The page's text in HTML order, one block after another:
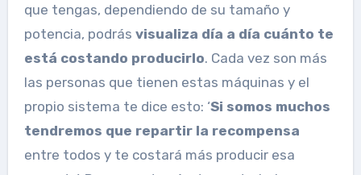
que tengas, dependiendo de su tamaño y
potencia, podrás visualiza día a día cuánto te
está costando producirlo. Cada vez son más
las personas que tienen estas máquinas y el
propio sistema te dice esto: ‘Si somos muchos
tendremos que repartir la recompensa
entre todos y te costará más producir esa